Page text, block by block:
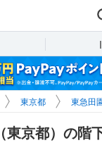
東京都 東急田
東京都）の階